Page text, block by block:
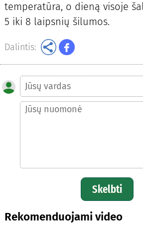
temperatūra, o dieną visoje
5 iki 8 laipsnių šilumos.
Dalintis:
Skelbti
Rekomenduojami video